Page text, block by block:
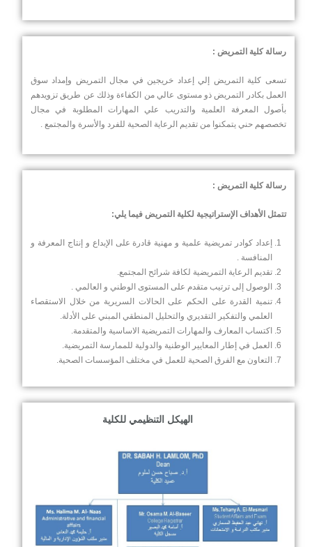
رسالة كلية التمريض :
تسعى كلية التمريض إلي إعداد خريجين في مجال التمريض وإمداد سوق
العمل بكادر التمريض ذو مستوى عالي من الكفاءة وذلك عن طريق تزويدهم
بأصول المعرفة العلمية والتدريب علي المهارات المطلوبة في مجال
تخصصهم حني يتمكنوا من تقديم الرعاية الصحية للفرد والأسرة والمجتمع .
رسالة كلية التمريض :
تتمثل الأهداف الإستراتيجية لكلية التمريض فيما يلي:
إعداد كوادر تمريضية علمية و مهنية قادرة على الإبداع و إنتاج المعرفة و
المنافسة .
تقديم الرعاية التمريضية لكافة شرائح المجتمع.
الوصول إلى ترتيب متقدم على المستوى الوطني و العالمي .
تنمية القدرة على الحكم على الحالات السريرية من خلال الاستقصاء
العلمي والتفكير التقديري والتحليل المنطقي المبني على الأدلة.
اكتساب المعارف والمهارات التمريضية الاساسية والمتقدمة.
العمل في إطار المعايير الوطنية والدولية للممارسة التمريضية.
التعاون مع الفرق الصحية للعمل في مختلف المؤسسات الصحية.
الهيكل التنظيمي للكلية